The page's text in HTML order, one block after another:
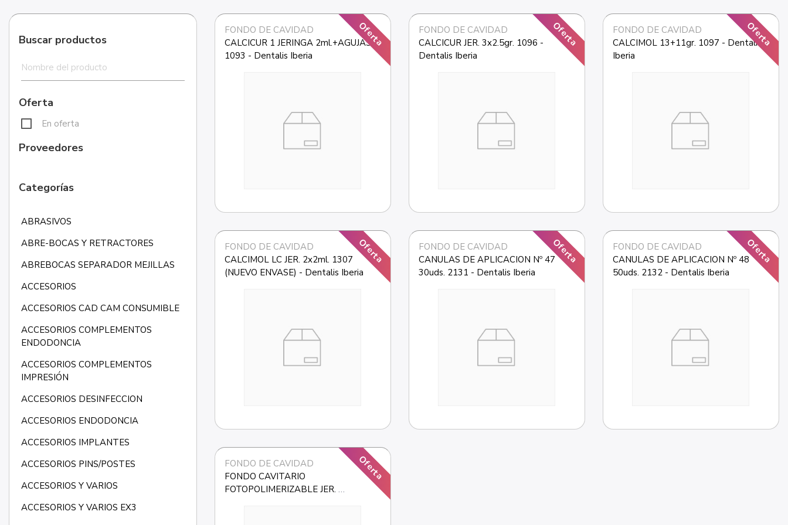
Buscar productos
Oferta
En oferta
Proveedores
Categorías
ABRASIVOS
ABRE-BOCAS Y RETRACTORES
ABREBOCAS SEPARADOR MEJILLAS
ACCESORIOS
ACCESORIOS CAD CAM CONSUMIBLE
ACCESORIOS COMPLEMENTOS
ENDODONCIA
ACCESORIOS COMPLEMENTOS
IMPRESIÓN
ACCESORIOS DESINFECCION
ACCESORIOS ENDODONCIA
ACCESORIOS IMPLANTES
ACCESORIOS PINS/POSTES
ACCESORIOS Y VARIOS
ACCESORIOS Y VARIOS EX3
Oferta
FONDO DE CAVIDAD
CALCICUR 1 JERINGA 2ml.+AGUJAS
1093 - Dentalis Iberia
Oferta
FONDO DE CAVIDAD
CALCICUR JER. 3x2.5gr. 1096 -
Dentalis Iberia
Oferta
FONDO DE CAVIDAD
CALCIMOL 13+11gr. 1097 - Dentalis
Iberia
Oferta
FONDO DE CAVIDAD
CALCIMOL LC JER. 2x2ml. 1307
(NUEVO ENVASE) - Dentalis Iberia
Oferta
FONDO DE CAVIDAD
CANULAS DE APLICACION Nº 47
30uds. 2131 - Dentalis Iberia
Oferta
FONDO DE CAVIDAD
CANULAS DE APLICACION Nº 48
50uds. 2132 - Dentalis Iberia
Oferta
FONDO DE CAVIDAD
FONDO CAVITARIO
FOTOPOLIMERIZABLE JER.